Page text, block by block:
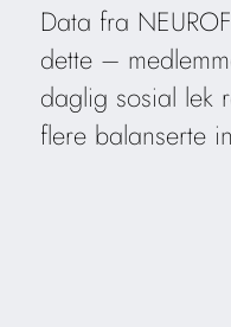
Data fra
dette –
daglig sosial lek
flere balanserte